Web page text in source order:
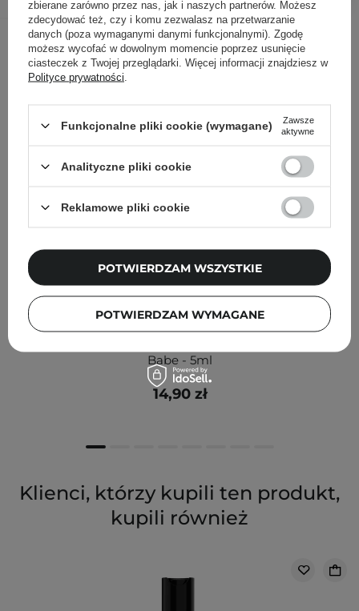
Inni klienci sprawdzali również
Babe - 5ml
14,90 zł
Klienci, którzy kupili ten produkt,
kupili również
zbierane zarówno przez nas, jak i naszych partnerów. Możesz
zdecydować też, czy i komu zezwalasz na przetwarzanie
danych (poza wymaganymi danymi funkcjonalnymi). Zgodę
możesz wycofać w dowolnym momencie poprzez usunięcie
ciasteczek z Twojej przeglądarki. Więcej informacji znajdziesz w
Polityce prywatności
Funkcjonalne pliki cookie (wymagane)
Zawsze
aktywne
Analityczne pliki cookie
Reklamowe pliki cookie
POTWIERDZAM WYMAGANE
POTWIERDZAM WSZYSTKIE